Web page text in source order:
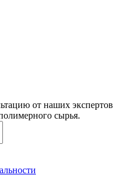
от наших экспертов
сырья.